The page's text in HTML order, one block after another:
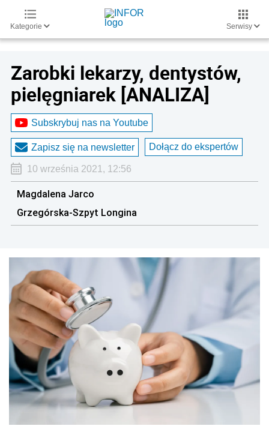
Kategorie Serwisy
Zarobki lekarzy, dentystów,
pielęgniarek [ANALIZA]
Subskrybuj nas na Youtube
Zapisz się na newsletter Dołącz do ekspertów
10 września 2021, 12:56
Magdalena Jarco
Grzegórska-Szpyt Longina